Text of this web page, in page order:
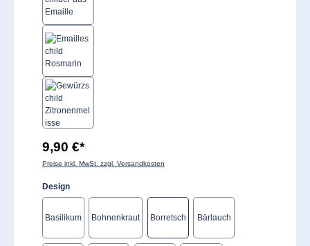
9,90 €*
Preise inkl. MwSt. zzgl. Versandkosten
Designauswählen
Basilikum Bohnenkraut Borretsch Bärlauch